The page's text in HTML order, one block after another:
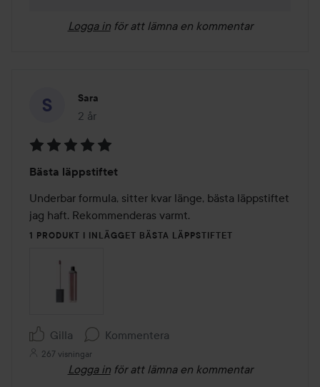
Logga in för att lämna en kommentar
Sara
2 år
Inlägget skapades 2 år
5
av
5
Bästa läppstiftet
Underbar formula, sitter kvar länge, bästa läppstiftet
jag haft. Rekommenderas varmt.
1 PRODUKT I INLÄGGET BÄSTA LÄPPSTIFTET
Gilla Kommentera
267 visningar
Logga in för att lämna en kommentar